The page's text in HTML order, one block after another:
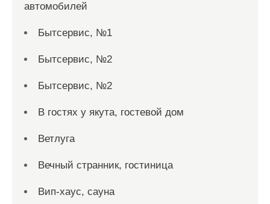
автомобилей
Бытсервис, №1
Бытсервис, №2
Бытсервис, №2
В гостях у якута, гостевой дом
Ветлуга
Вечный странник, гостиница
Вип-хаус, сауна